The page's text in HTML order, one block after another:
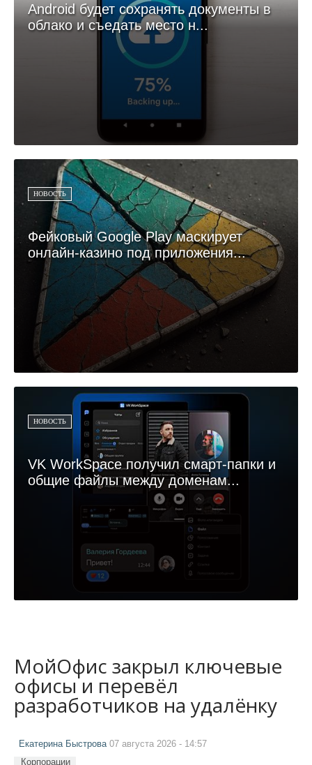
Android будет сохранять документы в
облако и съедать место н...
НОВОСТЬ
Фейковый Google Play маскирует
онлайн-казино под приложения...
НОВОСТЬ
VK WorkSpace получил смарт-папки и
общие файлы между доменам...
МойОфис закрыл ключевые
офисы и перевёл
разработчиков на удалёнку
Екатерина Быстрова 07 августа 2026 - 14:57
Корпорации